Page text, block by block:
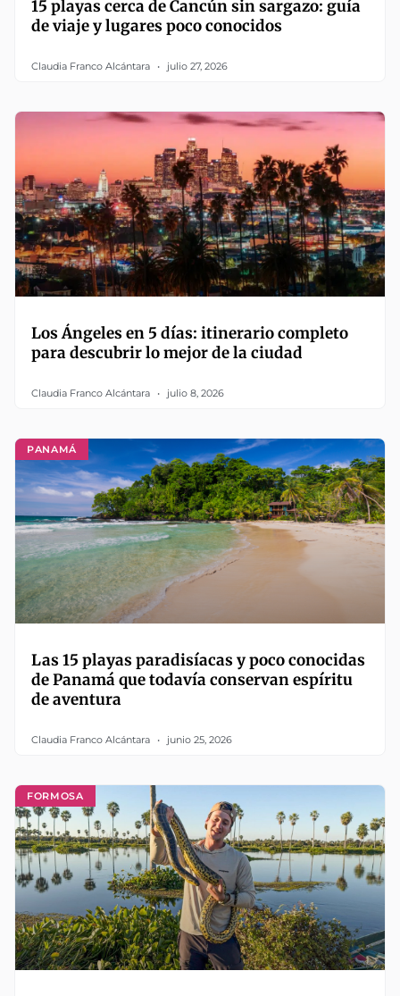
15 playas cerca de Cancún sin sargazo: guía
de viaje y lugares poco conocidos
Claudia Franco Alcántara julio 27, 2026
Los Ángeles en 5 días: itinerario completo
para descubrir lo mejor de la ciudad
Claudia Franco Alcántara julio 8, 2026
PANAMÁ
Las 15 playas paradisíacas y poco conocidas
de Panamá que todavía conservan espíritu
de aventura
Claudia Franco Alcántara junio 25, 2026
FORMOSA